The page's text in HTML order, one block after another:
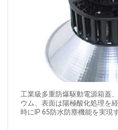
工業級多重防爆駆動電源箱蓋
ウム、表面は陽極酸化処理を
時にIP 65防水防塵機能を実現